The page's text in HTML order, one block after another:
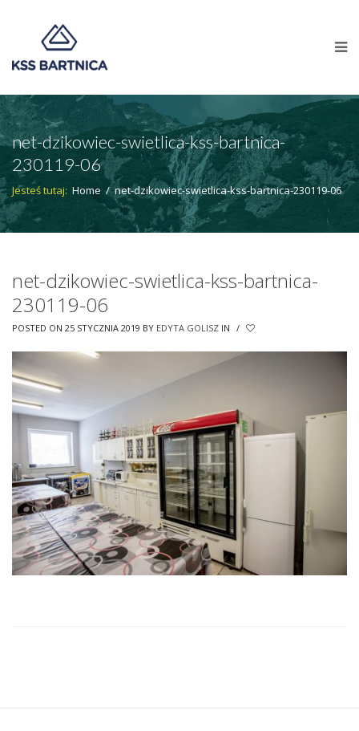
net-dzikowiec-swietlica-kss-bartnica-
230119-06
Jesteś tutaj: Home / net-dzikowiec-swietlica-kss-bartnica-230119-06
net-dzikowiec-swietlica-kss-bartnica-
230119-06
POSTED ON 25 STYCZNIA 2019 BY EDYTA GOLISZ IN /